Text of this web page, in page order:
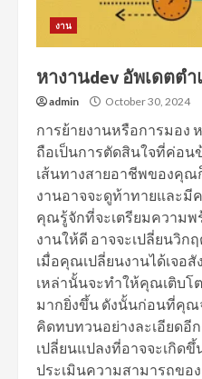
งาน
หางานdev อัพเดตต
admin October 30, 2024
การย้ายงานหรือการมอง
ถือเป็นการตัดสินใจที่ค่อ
เส้นทางสายอาชีพของคุณ
งานอาจจะดูท้าทายและมี
คุณรู้จักที่จะเตรียมความพ
งานให้ดี อาจจะเปลี่ยนวิก
เมื่อคุณเปลี่ยนงานได้เจอ
เหล่านั้นจะทำให้คุณเติบโ
มากยิ่งขึ้น ดังนั้นก่อนที่คุณ
คิดทบทวนอย่างละเอียดอี
เปลี่ยนแปลงที่อาจจะเกิด
ประเมินความสามารถขอ